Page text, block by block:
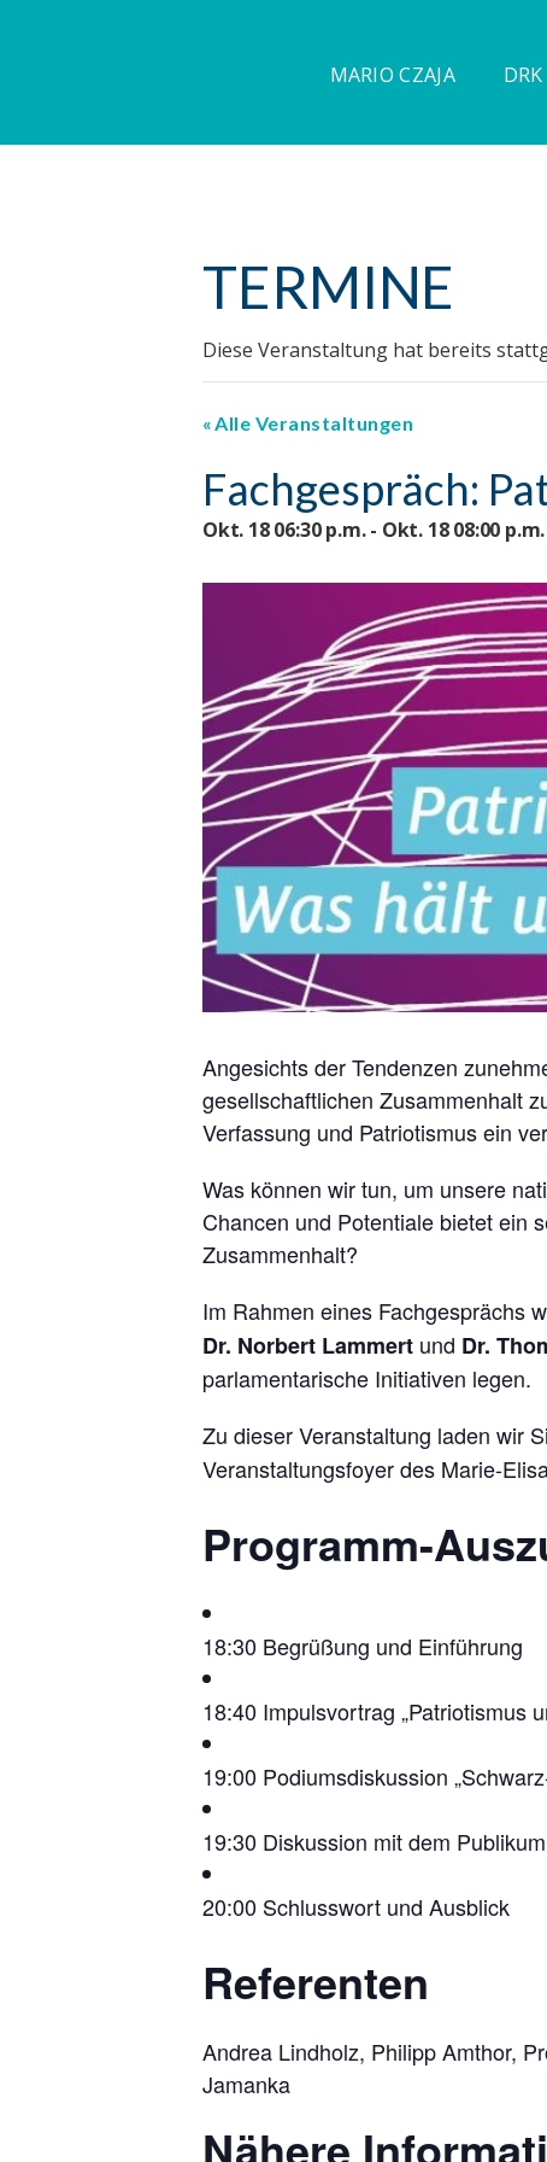
MARIO CZAJA
TERMINE
Diese Veranstaltung hat bereits
Alle Veranstaltungen
Fachgespräch:
Okt. 18 06:30 p.m. - Okt. 18 08:00 p.m.
Angesichts der Tendenzen
gesellschaftlichen Zusammenhalt
Verfassung und Patriotismus ein
Was können wir tun, um unsere
Chancen und Potentiale bietet ein
Zusammenhalt?
Im Rahmen eines Fachgesprächs
Dr. Norbert Lammert und Dr.
parlamentarische Initiativen legen.
Zu dieser Veranstaltung laden wir
Veranstaltungsfoyer des Marie-
Programm-
18:30 Begrüßung und Einführung
18:40 Impulsvortrag „Patriotismus
19:00 Podiumsdiskussion
19:30 Diskussion mit dem
20:00 Schlusswort und Ausblick
Referenten
Andrea Lindholz, Philipp Amthor,
Jamanka
Nähere